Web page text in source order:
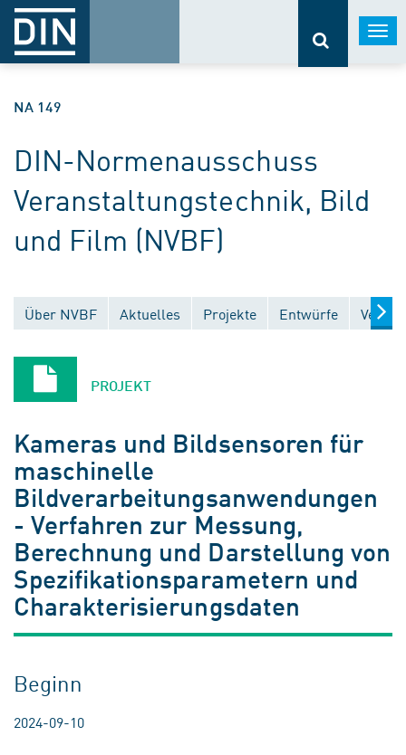
NA 149
DIN-Normenausschuss
Veranstaltungstechnik, Bild
und Film (NVBF)
Über NVBF Aktuelles Projekte Entwürfe
PROJEKT
Kameras und Bildsensoren für
maschinelle
Bildverarbeitungsanwendungen
- Verfahren zur Messung,
Berechnung und Darstellung von
Spezifikationsparametern und
Charakterisierungsdaten
Beginn
2024-09-10